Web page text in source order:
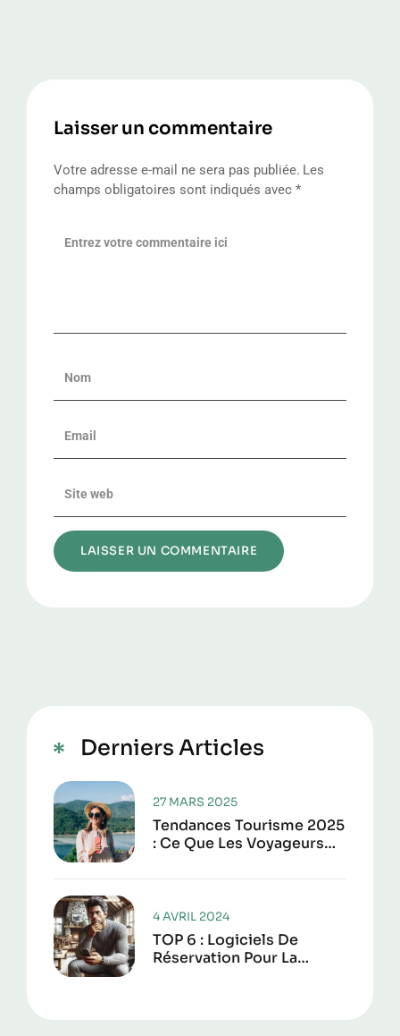
Laisser un commentaire
Votre adresse e-mail ne sera pas publiée. Les
champs obligatoires sont indiqués avec *
Derniers Articles
Tendances Tourisme 2025
: Ce Que Les Voyageurs
Année
27 MARS 2025
TOP 6 : Logiciels De
Réservation Pour La
4 AVRIL 2024